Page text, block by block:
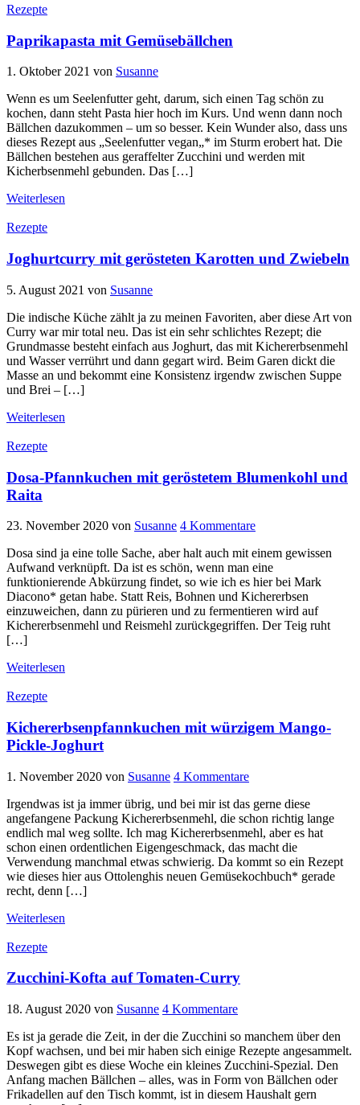
Rezepte
Paprikapasta mit Gemüsebällchen
1. Oktober 2021 von Susanne
Wenn es um Seelenfutter geht, darum, sich einen Tag schön zu
kochen, dann steht Pasta hier hoch im Kurs. Und wenn dann noch
Bällchen dazukommen – um so besser. Kein Wunder also, dass uns
dieses Rezept aus „Seelenfutter vegan„* im Sturm erobert hat. Die
Bällchen bestehen aus geraffelter Zucchini und werden mit
Kicherbsenmehl gebunden. Das […]
Weiterlesen
Rezepte
Joghurtcurry mit gerösteten Karotten und Zwiebeln
5. August 2021 von Susanne
Die indische Küche zählt ja zu meinen Favoriten, aber diese Art von
Curry war mir total neu. Das ist ein sehr schlichtes Rezept; die
Grundmasse besteht einfach aus Joghurt, das mit Kichererbsenmehl
und Wasser verrührt und dann gegart wird. Beim Garen dickt die
Masse an und bekommt eine Konsistenz irgendw zwischen Suppe
und Brei – […]
Weiterlesen
Rezepte
Dosa-Pfannkuchen mit geröstetem Blumenkohl und
Raita
23. November 2020 von Susanne 4 Kommentare
Dosa sind ja eine tolle Sache, aber halt auch mit einem gewissen
Aufwand verknüpft. Da ist es schön, wenn man eine
funktionierende Abkürzung findet, so wie ich es hier bei Mark
Diacono* getan habe. Statt Reis, Bohnen und Kichererbsen
einzuweichen, dann zu pürieren und zu fermentieren wird auf
Kichererbsenmehl und Reismehl zurückgegriffen. Der Teig ruht
[…]
Weiterlesen
Rezepte
Kichererbsenpfannkuchen mit würzigem Mango-
Pickle-Joghurt
1. November 2020 von Susanne 4 Kommentare
Irgendwas ist ja immer übrig, und bei mir ist das gerne diese
angefangene Packung Kichererbsenmehl, die schon richtig lange
endlich mal weg sollte. Ich mag Kichererbsenmehl, aber es hat
schon einen ordentlichen Eigengeschmack, das macht die
Verwendung manchmal etwas schwierig. Da kommt so ein Rezept
wie dieses hier aus Ottolenghis neuen Gemüsekochbuch* gerade
recht, denn […]
Weiterlesen
Rezepte
Zucchini-Kofta auf Tomaten-Curry
18. August 2020 von Susanne 4 Kommentare
Es ist ja gerade die Zeit, in der die Zucchini so manchem über den
Kopf wachsen, und bei mir haben sich einige Rezepte angesammelt.
Deswegen gibt es diese Woche ein kleines Zucchini-Spezial. Den
Anfang machen Bällchen – alles, was in Form von Bällchen oder
Frikadellen auf den Tisch kommt, ist in diesem Haushalt gern